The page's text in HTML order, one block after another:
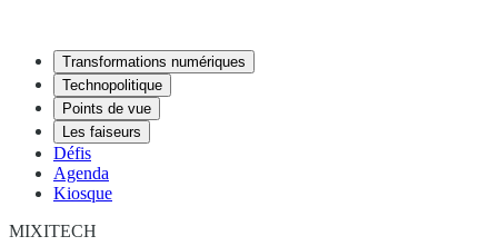
Transformations numériques
Technopolitique
Points de vue
Les faiseurs
Défis
Agenda
Kiosque
MIXITECH